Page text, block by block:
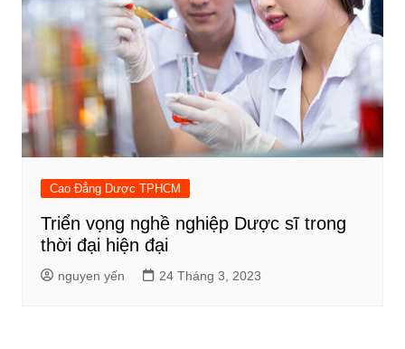
Cao Đẳng Dược TPHCM
Triển vọng nghề nghiệp Dược sĩ trong
thời đại hiện đại
nguyen yến 24 Tháng 3, 2023